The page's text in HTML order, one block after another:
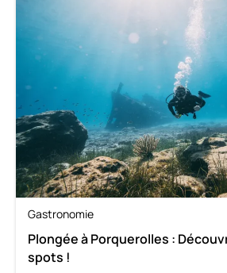
Gastronomie
Plongée à Porquerolles :
spots !